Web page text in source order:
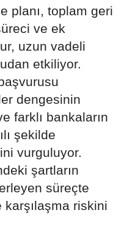
planı, toplam geri
ve ek
uzun vadeli
etkiliyor.
dengesinin
farklı bankaların
şekilde
vurguluyor.
şartların
süreçte
riskini